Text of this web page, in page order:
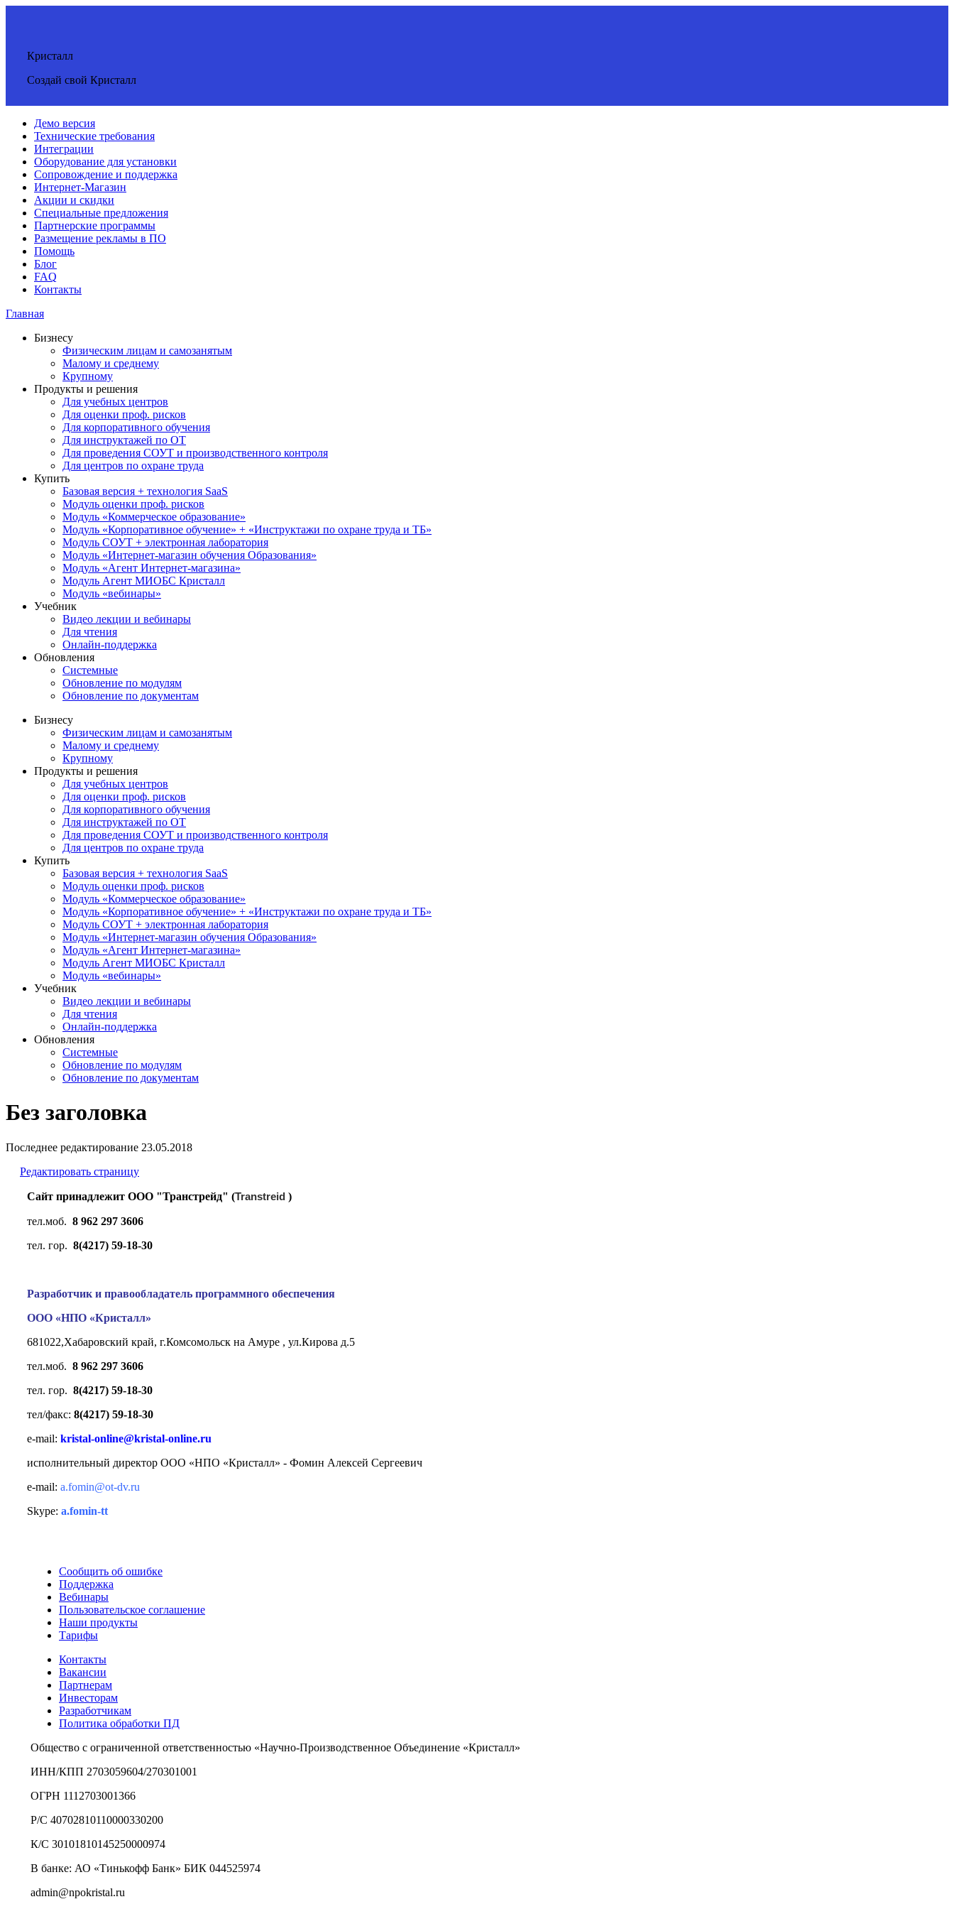
Кристалл
Создай свой Кристалл
Демо версия
Технические требования
Интеграции
Оборудование для установки
Сопровождение и поддержка
Интернет-Магазин
Акции и скидки
Специальные предложения
Партнерские программы
Размещение рекламы в ПО
Помощь
Блог
FAQ
Контакты
Главная
Бизнесу
Физическим лицам и самозанятым
Малому и среднему
Крупному
Продукты и решения
Для учебных центров
Для оценки проф. рисков
Для корпоративного обучения
Для инструктажей по ОТ
Для проведения СОУТ и производственного контроля
Для центров по охране труда
Купить
Базовая версия + технология SaaS
Модуль оценки проф. рисков
Модуль «Коммерческое образование»
Модуль «Корпоративное обучение» + «Инструктажи по охране труда и ТБ»
Модуль СОУТ + электронная лаборатория
Модуль «Интернет-магазин обучения Образования»
Модуль «Агент Интернет-магазина»
Модуль Агент МИОБС Кристалл
Модуль «вебинары»
Учебник
Видео лекции и вебинары
Для чтения
Онлайн-поддержка
Обновления
Системные
Обновление по модулям
Обновление по документам
Бизнесу
Физическим лицам и самозанятым
Малому и среднему
Крупному
Продукты и решения
Для учебных центров
Для оценки проф. рисков
Для корпоративного обучения
Для инструктажей по ОТ
Для проведения СОУТ и производственного контроля
Для центров по охране труда
Купить
Базовая версия + технология SaaS
Модуль оценки проф. рисков
Модуль «Коммерческое образование»
Модуль «Корпоративное обучение» + «Инструктажи по охране труда и ТБ»
Модуль СОУТ + электронная лаборатория
Модуль «Интернет-магазин обучения Образования»
Модуль «Агент Интернет-магазина»
Модуль Агент МИОБС Кристалл
Модуль «вебинары»
Учебник
Видео лекции и вебинары
Для чтения
Онлайн-поддержка
Обновления
Системные
Обновление по модулям
Обновление по документам
Без заголовка
Последнее редактирование 23.05.2018
Редактировать страницу
Сайт принадлежит ООО "Транстрейд" (Transtreid )
тел.моб. 8 962 297 3606
тел. гор. 8(4217) 59-18-30
Разработчик и правообладатель программного обеспечения
ООО «НПО «Кристалл»
681022,Хабаровский край, г.Комсомольск на Амуре , ул.Кирова д.5
тел.моб. 8 962 297 3606
тел. гор. 8(4217) 59-18-30
тел/факс: 8(4217) 59-18-30
e-mail: kristal-online@kristal-online.ru
исполнительный директор ООО «НПО «Кристалл» - Фомин Алексей Сергеевич
e-mail: a.fomin@ot-dv.ru
Skype: a.fomin-tt
Сообщить об ошибке
Поддержка
Вебинары
Пользовательское соглашение
Наши продукты
Тарифы
Контакты
Вакансии
Партнерам
Инвесторам
Разработчикам
Политика обработки ПД
Общество с ограниченной ответственностью «Научно-Производственное Объединение «Кристалл»
ИНН/КПП 2703059604/270301001
ОГРН 1112703001366
Р/С 40702810110000330200
К/С 30101810145250000974
В банке: АО «Тинькофф Банк» БИК 044525974
admin@npokristal.ru